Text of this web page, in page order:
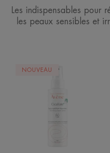
Les indispensables pour
les peaux sensibles et
NOUVEAU